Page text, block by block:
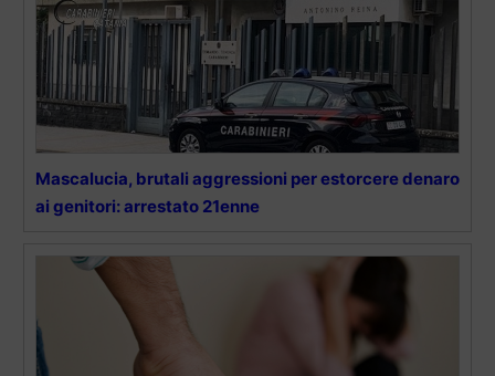
Mascalucia, brutali aggressioni per estorcere denaro
ai genitori: arrestato 21enne